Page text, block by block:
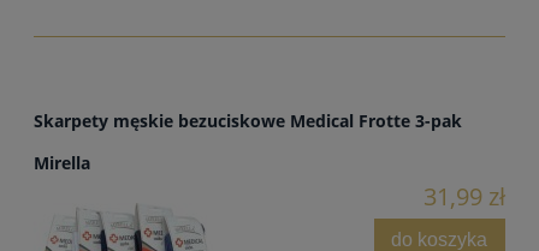
Skarpety męskie bezuciskowe Medical Frotte 3-pak
Mirella
31,99 zł
do koszyka